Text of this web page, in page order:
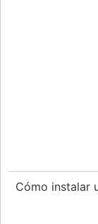
Cómo instalar